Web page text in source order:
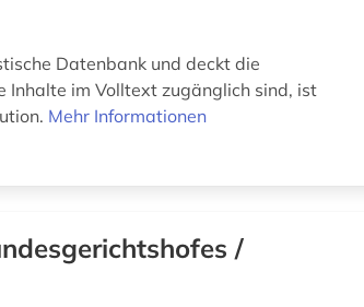
Datenbank und deckt die
Inhalte im Volltext zugänglich sind, ist
Mehr Informationen
/